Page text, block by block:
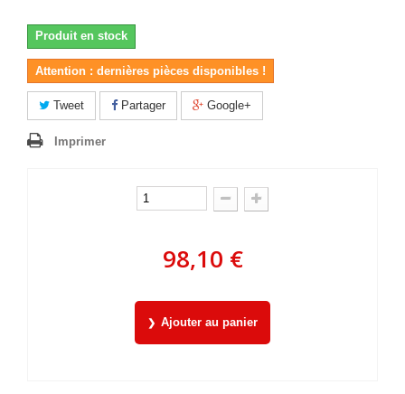
Produit en stock
Attention : dernières pièces disponibles !
Tweet Partager Google+
Imprimer
98,10 €
Ajouter au panier